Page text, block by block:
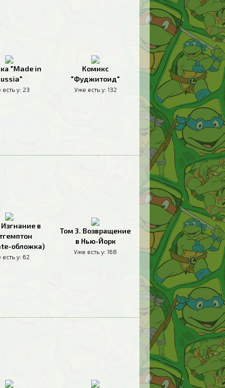
"Made in
у: 23
Комикс
"Фуджитоид"
Уже есть у: 132
в
обложка)
у: 62
Том 3. Возвращение
в Нью-Йорк
Уже есть у: 168